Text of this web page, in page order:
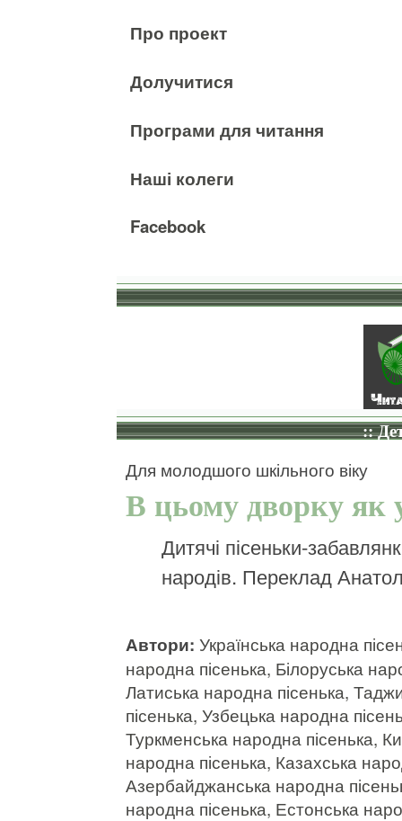
Про проект
Долучитися
Програми для читання
Наші колеги
Facebook
::
Для молодшого шкільного віку
В цьому дворку як
Дитячі пісеньки-
народів. Переклад
Автори: Українська народна
народна пісенька, Білоруська
Латиська народна пісенька,
пісенька, Узбецька народна
Туркменська народна пісенька,
народна пісенька, Казахська
Азербайджанська народна
народна пісенька, Естонська